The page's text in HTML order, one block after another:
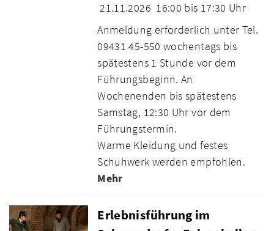
21.11.2026 16:00 bis 17:30 Uhr
Anmeldung erforderlich unter Tel.
09431 45-550 wochentags bis
spätestens 1 Stunde vor dem
Führungsbeginn. An
Wochenenden bis spätestens
Samstag, 12:30 Uhr vor dem
Führungstermin.
Warme Kleidung und festes
Schuhwerk werden empfohlen.
Mehr
Erlebnisführung im